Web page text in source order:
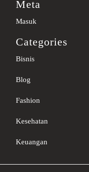
Meta
Masuk
Categories
Bisnis
Blog
Fashion
Kesehatan
Keuangan